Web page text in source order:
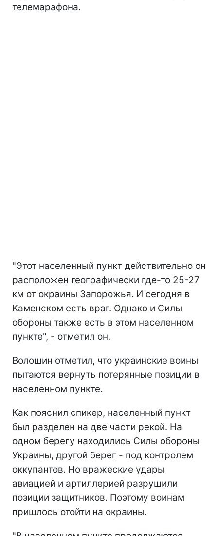
телемарафона.
"Этот населенный пункт действительно он
расположен географически где-то 25-27
км от окраины Запорожья. И сегодня в
Каменском есть враг. Однако и Силы
обороны также есть в этом населенном
пункте", - отметил он.
Волошин отметил, что украинские воины
пытаются вернуть потерянные позиции в
населенном пункте.
Как пояснил спикер, населенный пункт
был разделен на две части рекой. На
одном берегу находились Силы обороны
Украины, другой берег - под контролем
оккупантов. Но вражеские удары
авиацией и артиллерией разрушили
позиции защитников. Поэтому воинам
пришлось отойти на окраины.